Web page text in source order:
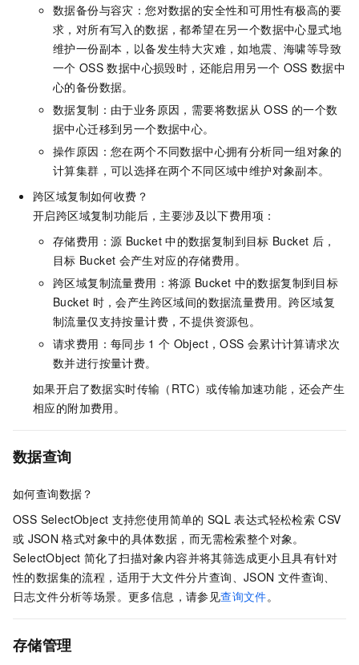
数据备份与容灾：您对数据的安全性和可用性有极高的要
求，对所有写入的数据，都希望在另一个数据中心显式地
维护一份副本，以备发生特大灾难，如地震、海啸等导致
一个 OSS 数据中心损毁时，还能启用另一个 OSS 数据中
心的备份数据。
数据复制：由于业务原因，需要将数据从 OSS 的一个数
据中心迁移到另一个数据中心。
操作原因：您在两个不同数据中心拥有分析同一组对象的
计算集群，可以选择在两个不同区域中维护对象副本。
跨区域复制如何收费？
开启跨区域复制功能后，主要涉及以下费用项：
存储费用：源 Bucket 中的数据复制到目标 Bucket 后，
目标 Bucket 会产生对应的存储费用。
跨区域复制流量费用：将源 Bucket 中的数据复制到目标
Bucket 时，会产生跨区域间的数据流量费用。跨区域复
制流量仅支持按量计费，不提供资源包。
请求费用：每同步 1 个 Object，OSS 会累计计算请求次
数并进行按量计费。
如果开启了数据实时传输（RTC）或传输加速功能，还会产生
相应的附加费用。
数据查询
如何查询数据？
OSS SelectObject 支持您使用简单的 SQL 表达式轻松检索 CSV
或 JSON 格式对象中的具体数据，而无需检索整个对象。
SelectObject 简化了扫描对象内容并将其筛选成更小且具有针对
性的数据集的流程，适用于大文件分片查询、JSON 文件查询、
日志文件分析等场景。更多信息，请参见查询文件。
存储管理